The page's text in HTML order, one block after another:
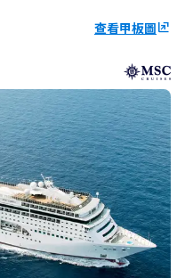
查看甲板圖ungroup